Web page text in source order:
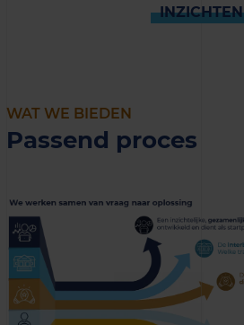
INZICHTEN
WAT WE BIEDEN
Passend proces